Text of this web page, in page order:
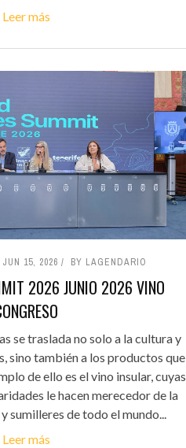
Leer más
JUN 15, 2026 BY LAGENDARIO
2026 JUNIO 2026 VINO
se traslada no solo a la cultura y
sino también a los productos que
de ello es el vino insular, cuyas
le hacen merecedor de la
sumilleres de todo el mundo...
Leer más